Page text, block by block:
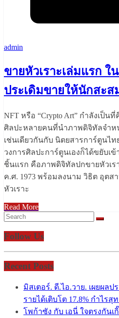
admin
ขายหัวเราะเล่มแรก ใ
ประเดิมขายให้นักสะส
NFT หรือ “Crypto Art” กำลังเป็
ศิลปะหลายคนที่นำภาพดิจิทัลจำห
เช่นเดียวกันกับ นิตยสารการ์ตูนไท
วงการศิลปะการ์ตูนเองก็ได้ขยับเ
ชิ้นแรก คือภาพดิจิทัลปกขายหัวเ
ค.ศ. 1973 พร้อมลงนาม วิธิต อุต
หัวเราะ
Read More
Follow Us
Recent Posts
มิสเตอร์. ดี.ไอ.วาย. เผยผลป
รายได้เติบโต 17.8% กำไรสุ
โพก้าซัง กับ เอนี่ ใจตรงกัน